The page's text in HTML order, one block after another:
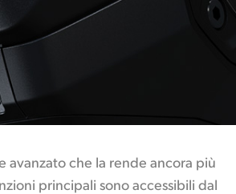
avanzato che la rende ancora più
principali sono accessibili dal